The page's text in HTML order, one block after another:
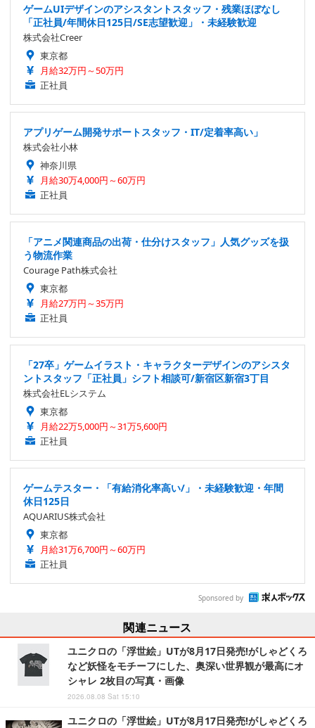
ゲームUIデザインのアシスタントスタッフ・残業ほぼなし
「正社員/年間休日125日/SE志望歓迎」・未経験歓迎
株式会社Creer
東京都
月給32万円～50万円
正社員
アプリゲーム開発サポートスタッフ・IT/定着率高い」
株式会社小林
神奈川県
月給30万4,000円～60万円
正社員
「アニメ関連商品の出荷・仕分けスタッフ」人気グッズを扱
う物流作業
Courage Path株式会社
東京都
月給27万円～35万円
正社員
「27卒」ゲームイラスト・キャラクターデザインのアシスタ
ントスタッフ「正社員」シフト相談可/新宿区新宿3丁目
株式会社ELシステム
東京都
月給22万5,000円～31万5,600円
正社員
ゲームテスター・「有給消化率高い/」・未経験歓迎・年間
休日125日
AQUARIUS株式会社
東京都
月給31万6,700円～60万円
正社員
Sponsored by
関連ニュース
ユニクロの「浮世絵」UTが8月17日発売!がしゃどくろ
など妖怪をモチーフにした、奥深い世界観が最高にオ
シャレ 2枚目の写真・画像
2026.08.08 Sat 15:10
ユニクロの「浮世絵」UTが8月17日発売!がしゃどくろ